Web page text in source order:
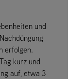
und
erfolgen.
kurz und
auf, etwa 3